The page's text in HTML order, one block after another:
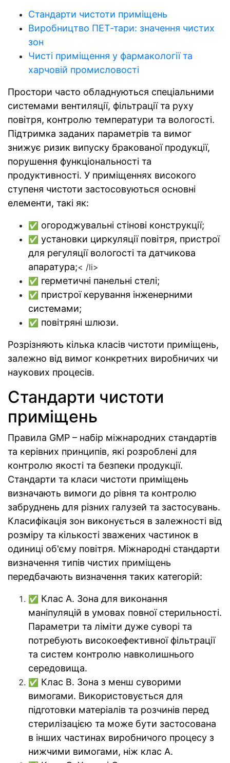
Стандарти чистоти приміщень
Виробництво ПЕТ-тари: значення чистих
зон
Чисті приміщення у фармакології та
харчовій промисловості
Простори часто обладнуються спеціальними
системами вентиляції, фільтрації та руху
повітря, контролю температури та вологості.
Підтримка заданих параметрів та вимог
знижує ризик випуску бракованої продукції,
порушення функціональності та
продуктивності. У приміщеннях високого
ступеня чистоти застосовуються основні
елементи, такі як:
✅ огороджувальні стінові конструкції;
✅ установки циркуляції повітря, пристрої
для регуляції вологості та датчикова
апаратура;< /li>
✅ герметичні панельні стелі;
✅ пристрої керування інженерними
системами;
✅ повітряні шлюзи.
Розрізняють кілька класів чистоти приміщень,
залежно від вимог конкретних виробничих чи
наукових процесів.
Стандарти чистоти
приміщень
Правила GMP – набір міжнародних стандартів
та керівних принципів, які розроблені для
контролю якості та безпеки продукції.
Стандарти та класи чистоти приміщень
визначають вимоги до рівня та контролю
забруднень для різних галузей та застосувань.
Класифікація зон виконується в залежності від
розміру та кількості зважених частинок в
одиниці об'єму повітря. Міжнародні стандарти
визначення типів чистих приміщень
передбачають визначення таких категорій:
✅ Клас А. Зона для виконання
маніпуляцій в умовах повної стерильності.
Параметри та ліміти дуже суворі та
потребують високоефективної фільтрації
та систем контролю навколишнього
середовища.
✅ Клас В. Зона з менш суворими
вимогами. Використовується для
підготовки матеріалів та розчинів перед
стерилізацією та може бути застосована
в інших частинах виробничого процесу з
нижчими вимогами, ніж клас А.